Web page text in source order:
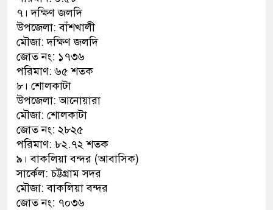
৭। দক্ষিণ জলদি
উপজেলা: বাঁশখালী
মৌজা: দক্ষিণ জলদি
জোত নং: ১৭৩৬
পরিমাণ: ৬৫ শতক
৮। শোলকাটা
উপজেলা: আনোয়ারা
মৌজা: শোলকাটা
জোত নং: ২৮২৫
পরিমাণ: ৮২.৭২ শতক
৯। বাকলিয়া বন্দর (আবাসিক)
সার্কেল: চট্টগ্রাম সদর
মৌজা: বাকলিয়া বন্দর
জোত নং: ৭০৩৬